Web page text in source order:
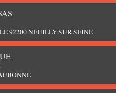
92200 NEUILLY SUR SEINE